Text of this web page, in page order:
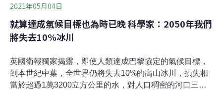
2021年05月04日
就算達成氣候目標也為時已晚 科學家：2050年我們
將失去10%冰川
英國衛報獨家揭露，即使人類達成巴黎協定的氣候目標，
到本世紀中葉，全世界仍將失去10%的高山冰川，損失相
當於超過1萬3200立方公里的水，對人口稠密的河口三角